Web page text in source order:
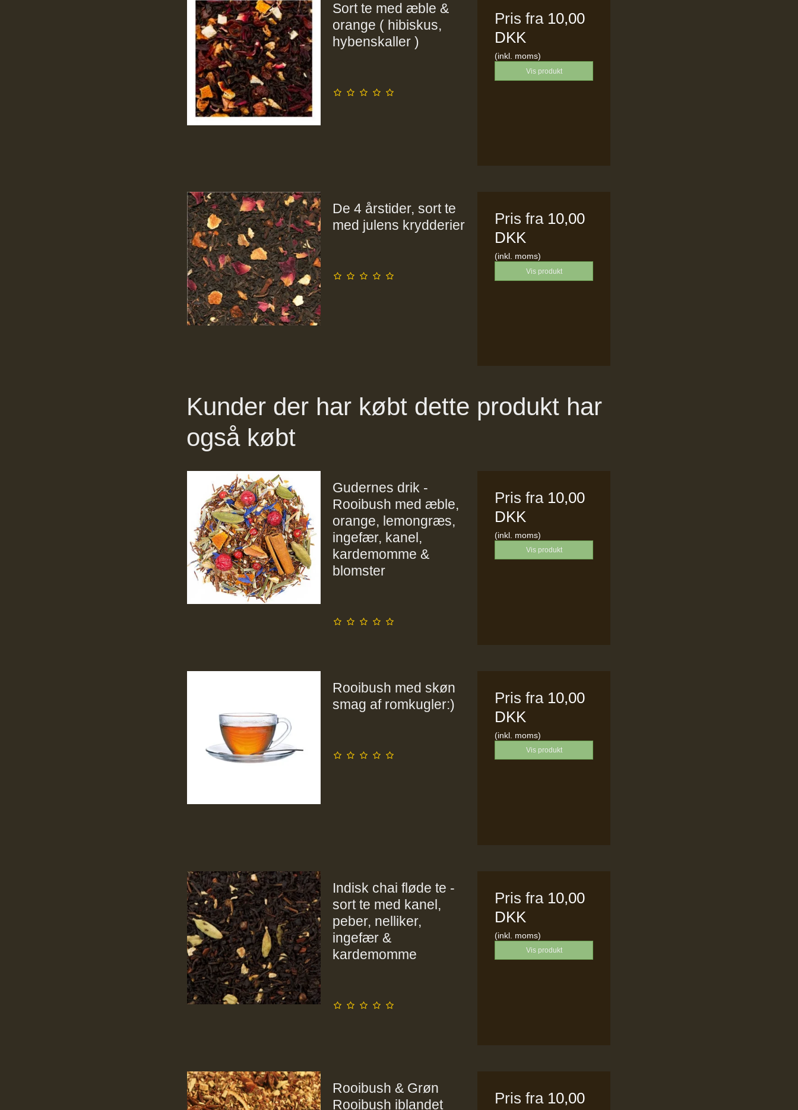
Sort te med æble &
orange ( hibiskus,
hybenskaller )
Pris fra 10,00
DKK
(inkl. moms)
Vis produkt
De 4 årstider, sort te
med julens krydderier
Pris fra 10,00
DKK
(inkl. moms)
Vis produkt
Kunder der har købt dette produkt har
også købt
Gudernes drik -
Rooibush med æble,
orange, lemongræs,
ingefær, kanel,
kardemomme &
blomster
Pris fra 10,00
DKK
(inkl. moms)
Vis produkt
Rooibush med skøn
smag af romkugler:)
Pris fra 10,00
DKK
(inkl. moms)
Vis produkt
Indisk chai fløde te -
sort te med kanel,
peber, nelliker,
ingefær &
kardemomme
Pris fra 10,00
DKK
(inkl. moms)
Vis produkt
Rooibush & Grøn
Rooibush iblandet
Pris fra 10,00